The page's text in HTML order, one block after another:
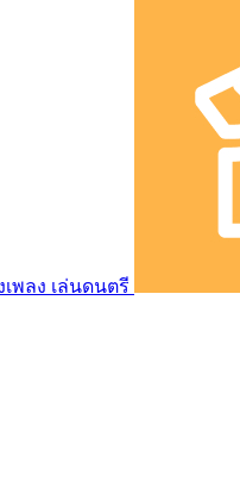
เพลง เล่นดนตรี